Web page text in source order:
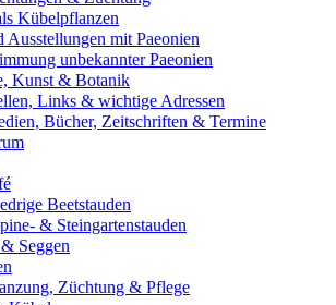
Kübelpflanzen
mit Paeonien
unbekannter Paeonien
Kunst & Botanik
Links & wichtige Adressen
Bücher, Zeitschriften & Termine
Beetstauden
& Steingartenstauden
Seggen
Züchtung & Pflege